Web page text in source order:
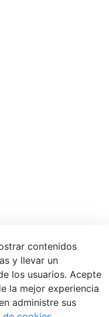
/ San Sebastián
contenidos
y llevar un
los usuarios. Acepte
la mejor experiencia
administre sus